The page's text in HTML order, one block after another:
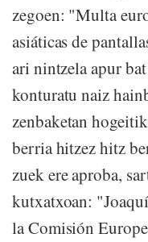
zegoen: "Multa
asiáticas de
ari nintzela apur
konturatu naiz
zenbaketan
berria hitzez hitz
zuek ere aproba,
kutxatxoan:
la Comisión